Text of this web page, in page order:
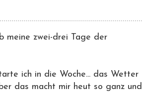
meine zwei-drei Tage der
ich in die Woche... das Wetter
das macht mir heut so ganz und